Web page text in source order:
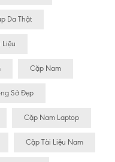
Da Thật
Cặp Nam
Sở Đẹp
Cặp Nam Laptop
Cặp Tài Liệu Nam